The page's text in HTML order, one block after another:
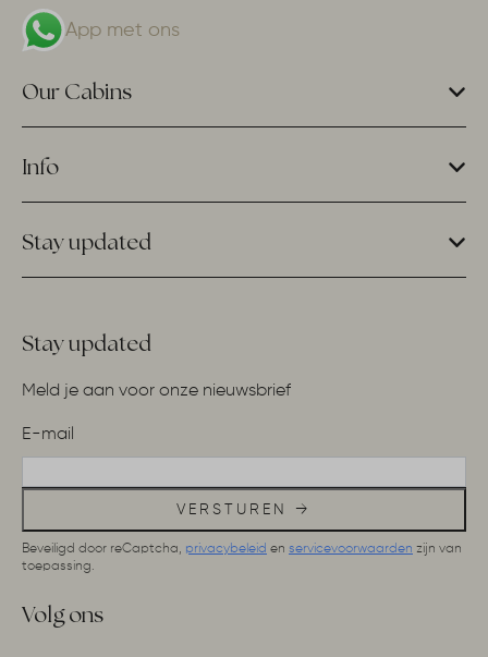
App met ons
Our Cabins
Info
Stay updated
Stay updated
Meld je aan voor onze nieuwsbrief
E-mail
VERSTUREN →
Beveiligd door reCaptcha, privacybeleid en servicevoorwaarden zijn van
toepassing.
Volg ons